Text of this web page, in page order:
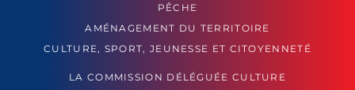
PÊCHE
AMÉNAGEMENT DU TERRITOIRE
CULTURE, SPORT, JEUNESSE ET CITOYENNETÉ
LA COMMISSION DÉLÉGUÉE CULTURE